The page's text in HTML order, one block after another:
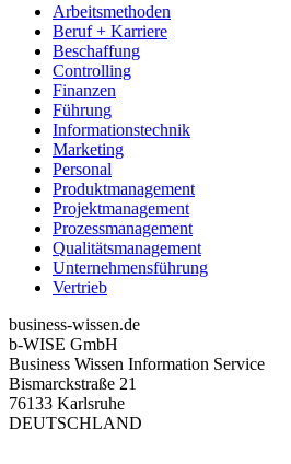
Arbeitsmethoden
Beruf + Karriere
Beschaffung
Controlling
Finanzen
Führung
Informationstechnik
Marketing
Personal
Produktmanagement
Projektmanagement
Prozessmanagement
Qualitätsmanagement
Unternehmensführung
Vertrieb
business-wissen.de
b-WISE GmbH
Business Wissen Information Service
Bismarckstraße 21
76133 Karlsruhe
DEUTSCHLAND